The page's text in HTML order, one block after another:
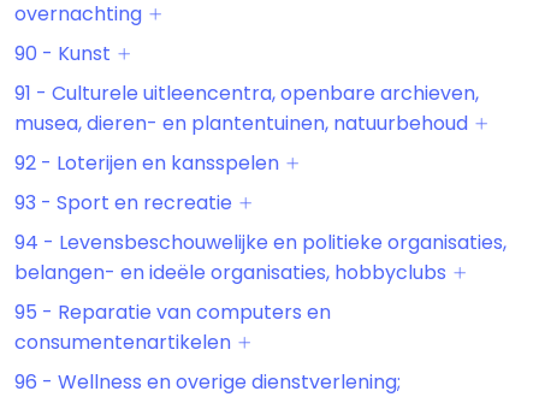
overnachting
90 - Kunst
91 - Culturele uitleencentra, openbare archieven,
musea, dieren- en plantentuinen, natuurbehoud
92 - Loterijen en kansspelen
93 - Sport en recreatie
94 - Levensbeschouwelijke en politieke organisaties,
belangen- en ideële organisaties, hobbyclubs
95 - Reparatie van computers en
consumentenartikelen
96 - Wellness en overige dienstverlening;